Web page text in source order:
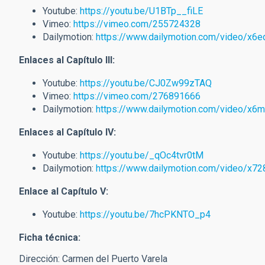
Youtube: https://youtu.be/U1BTp__fiLE
Vimeo: https://vimeo.com/255724328
Dailymotion: https://www.dailymotion.com/video/
Enlaces al Capítulo III:
Youtube: https://youtu.be/CJ0Zw99zTAQ
Vimeo: https://vimeo.com/276891666
Dailymotion: https://www.dailymotion.com/video/
Enlaces al Capítulo IV:
Youtube: https://youtu.be/_qOc4tvr0tM
Dailymotion: https://www.dailymotion.com/video/
Enlace al Capítulo V:
Youtube: https://youtu.be/7hcPKNTO_p4
Ficha técnica:
Dirección: Carmen del Puerto Varela